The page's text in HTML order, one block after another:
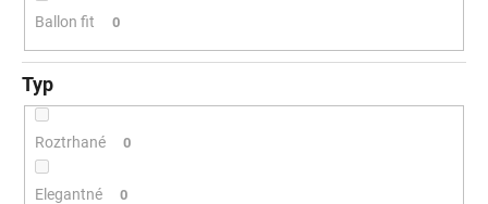
Ballon fit 0
Typ
Roztrhané 0
Elegantné 0